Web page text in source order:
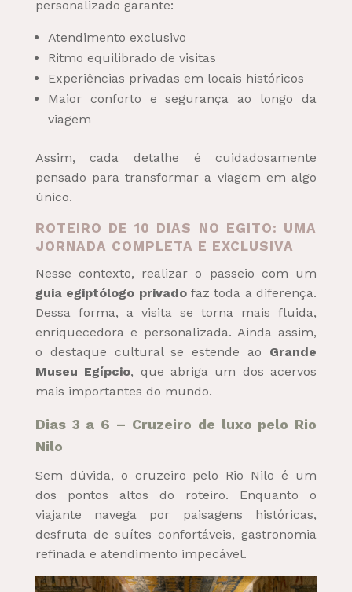
personalizado garante:
Atendimento exclusivo
Ritmo equilibrado de visitas
Experiências privadas em locais históricos
Maior conforto e segurança ao longo da
viagem
Assim, cada detalhe é cuidadosamente
pensado para transformar a viagem em algo
único.
ROTEIRO DE 10 DIAS NO EGITO: UMA
JORNADA COMPLETA E EXCLUSIVA
Nesse contexto, realizar o passeio com um
guia egiptólogo privadofaz toda a diferença.
Dessa forma, a visita se torna mais fluida,
enriquecedora e personalizada. Ainda assim,
o destaque cultural se estende ao Grande
Museu Egípcio, que abriga um dos acervos
mais importantes do mundo.
Dias 3 a 6 – Cruzeiro de luxo pelo Rio
Nilo
Sem dúvida, o cruzeiro pelo Rio Nilo é um
dos pontos altos do roteiro. Enquanto o
viajante navega por paisagens históricas,
desfruta de suítes confortáveis, gastronomia
refinada e atendimento impecável.